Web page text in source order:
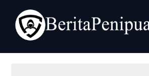
content